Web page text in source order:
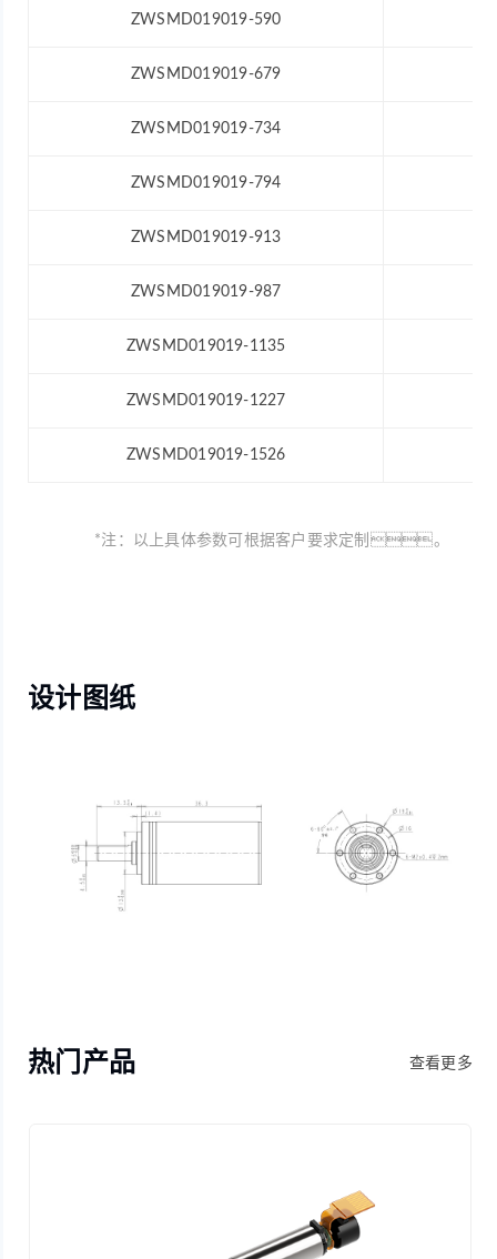
ZWSMD019019-590
ZWSMD019019-679
ZWSMD019019-734
ZWSMD019019-794
ZWSMD019019-913
ZWSMD019019-987
ZWSMD019019-1135
ZWSMD019019-1227
ZWSMD019019-1526
*注：以上具体参数可根据客户要求定制。
设计图纸
热门产品 查看更多